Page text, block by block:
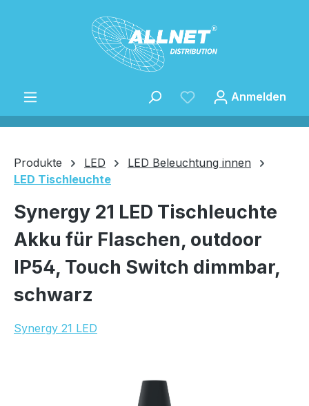
Zum Hauptinhalt springen
Speichern
Anmelden
Produkte LED
LED Beleuchtung innen
LED Tischleuchte
Synergy 21 LED Tischleuchte
Akku für Flaschen, outdoor
IP54, Touch Switch dimmbar,
schwarz
Synergy 21 LED